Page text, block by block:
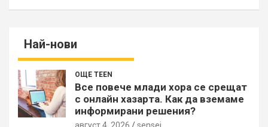
Най-нови
ОЩЕ TEEN
Все повече млади хора се срещат
с онлайн хазарта. Как да вземаме
информирани решения?
август 4, 2026 sensei